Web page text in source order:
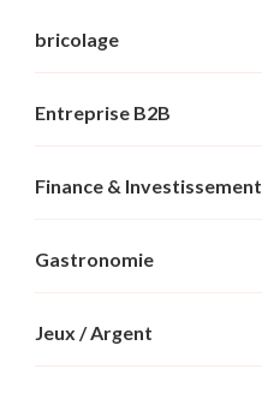
bricolage
Entreprise B2B
Finance & Investissement
Gastronomie
Jeux / Argent